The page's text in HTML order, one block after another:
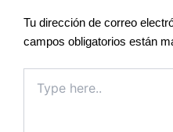
Tu dirección de correo
campos obligatorios están
here..